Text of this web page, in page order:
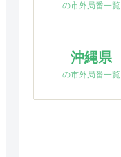
の市外局番一覧
沖縄県
の市外局番一覧